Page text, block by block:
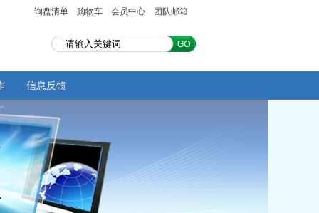
团队邮箱
会员中心
购物车
询盘清单
信息反馈